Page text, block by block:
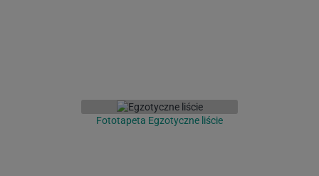
Fototapeta Egzotyczne liście